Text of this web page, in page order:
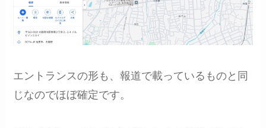
エントランスの形も、報道で載っているものと同
じなのでほぼ確定です。